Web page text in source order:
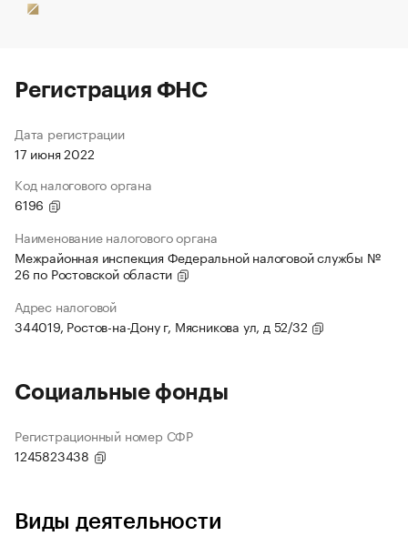
Регистрация ФНС
Дата регистрации
17 июня 2022
Код налогового органа
6196
Наименование налогового органа
Межрайонная инспекция Федеральной налоговой службы №
26 по Ростовской области
Адрес налоговой
344019, Ростов-на-Дону г, Мясникова ул, д 52/32
Социальные фонды
Регистрационный номер СФР
1245823438
Виды деятельности